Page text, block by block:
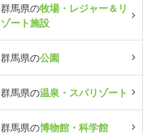
群馬県の牧場・レジャー＆リ
ゾート施設
群馬県の公園
群馬県の温泉・スパリゾート
群馬県の博物館・科学館